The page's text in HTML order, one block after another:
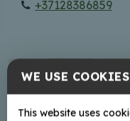
+37128386859
+
−
WE USE COOKIES
This website uses